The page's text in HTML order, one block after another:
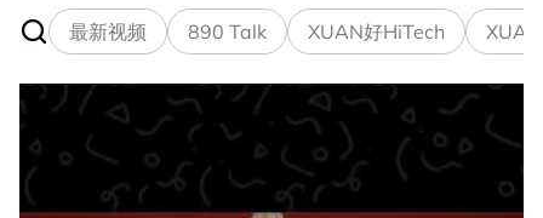
最新视频 890 Talk XUAN好HiTech